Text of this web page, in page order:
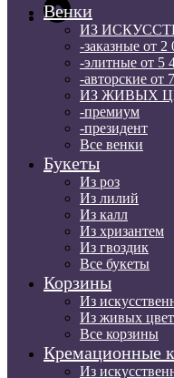
Венки
ИЗ
-заказные от 2
-элитные от 5
-авторские от
ИЗ ЖИВЫХ
-премиум
-президент
Все венки
Букеты
Из роз
Из лилий
Из калл
Из хризантем
Из гвоздик
Все букеты
Корзины
Из
Из живых
Все корзины
Кремационные
Из